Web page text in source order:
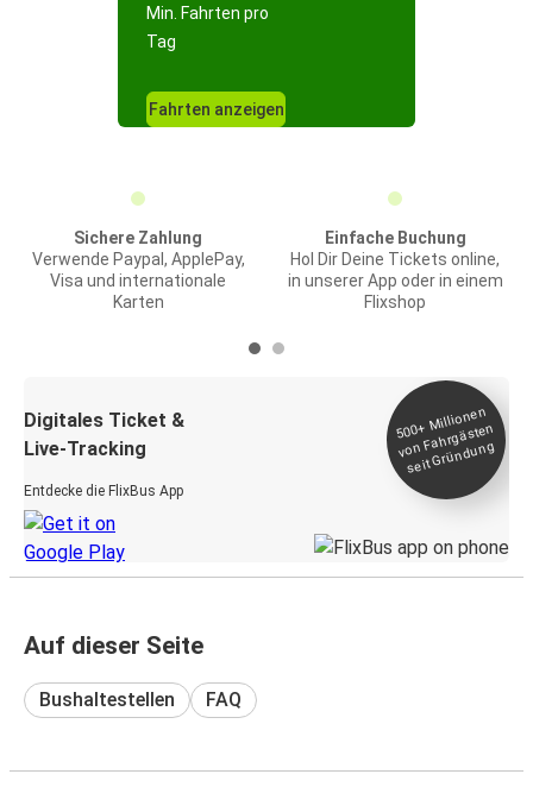
Min. Fahrten pro
Tag
Fahrten anzeigen
Sichere Zahlung
Verwende Paypal, ApplePay,
Visa und internationale
Karten
Einfache Buchung
Hol Dir Deine Tickets online,
in unserer App oder in einem
Flixshop
Digitales Ticket &
Live-Tracking
Entdecke die FlixBus App
500+
Millionen
von Fahrgästen
seit
Gründung
Auf dieser Seite
Bushaltestellen FAQ